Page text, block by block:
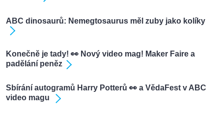
ABC dinosaurů: Nemegtosaurus měl zuby jako kolíky
Konečně je tady! 👀 Nový video mag! Maker Faire a
padělání peněz
Sbírání autogramů Harry Potterů 👀 a VědaFest v ABC
video magu